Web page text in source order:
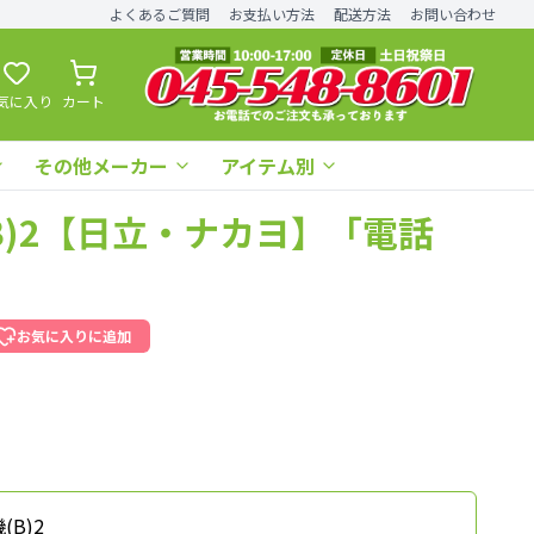
よくあるご質問 お支払い方法 配送方法 お問い合わせ
に入り カート
その他メーカー アイテム別
【日立・ナカヨ】「電話
お気に入りに追加
(B)2